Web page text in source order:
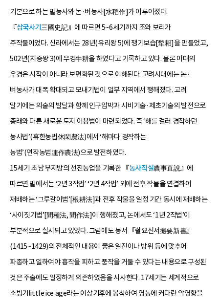
기본으로 하는 밭농사와 논·벼농사[水稻作]가 이루어졌다.
『삼국사기三國史記』에 따르면 5~6세기까지 조와 보리가
주작물이었다. 신라에서는 28년(유리왕 5)에 쟁기보습[犂耜]을 만들었고,
502년(지증왕 3)에 우경牛耕을 하였다고 기록하고 있다. 물론 이때의
우경은 시작이 아니라 보편화된 것으로 이해된다. 고려시대에는 논·
벼농사가 대폭 확대되고 모내기법이 일부 지역에서 행해졌다. 고려
말기에는 의술의 발달과 함께 인구압박과 시비기술·제초기술의 발전으로
종래와 다른 새로운 토지 이용법이 마련되었다. 즉 ‘해를 걸러 경작하던
농사법’(휴한농법休閑農法)에서 ‘해마다 경작하는
농법’(연작농법連作農法)으로 발전하였다.
15세기 초 남부지방의 선진농업을 기록한 『농사직설農事直說』에
따르면 밭에서는 ‘2년 3작법’ ‘2년 4작법’ 외에 전후 작물을 연결하여
재배하는 ‘그루갈이법’[根耕法]과 전후 작물을 일정 기간 동시에 재배하는
‘사이짓기법’[間種法, 間作法]이 행해졌고, 논에서도 ‘1년 2작법’이
부분적으로 실시되고 있었다. 그럼에도 농서 『촬요신서撮要新書』
(1415~1429)의 전체적인 내용이 좋은 일진이나 방위 등에 맞추어
파종하고 일하여야 흉작을 피하고 풍작을 거둘 수 있다는 내용으로 구성된
것은 주술에도 일정하게 의존하였음을 시사한다. 17세기는 세계적으로
소빙기little ice age라는 이상기후에 봉착하여 영농에 커다란 악영향을